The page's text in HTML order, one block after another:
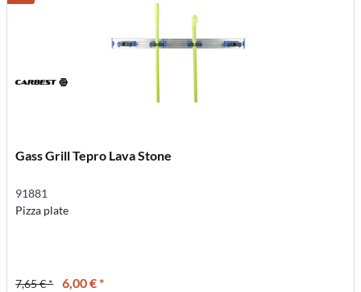
Gass Grill Tepro Lava Stone
91881
Pizza plate
7,65 € * 6,00 € *